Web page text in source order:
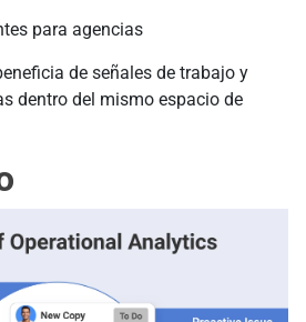
para agencias
de señales de trabajo y
dentro del mismo espacio de